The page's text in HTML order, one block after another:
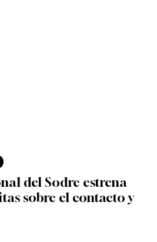
del Sodre estrena
sobre el contacto y